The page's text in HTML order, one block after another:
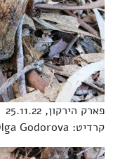
פארק הירקון, 25.11.22
קרדיט: Olga Godorova